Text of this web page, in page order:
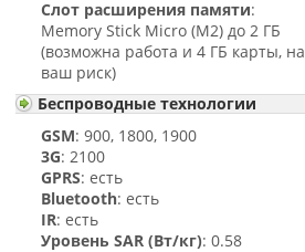
Слот расширения памяти:
Memory Stick Micro (M2) до 2 ГБ
(возможна работа и 4 ГБ карты, на
ваш риск)
Беспроводные технологии
GSM: 900, 1800, 1900
3G: 2100
GPRS: есть
Bluetooth: есть
IR: есть
Уровень SAR (Вт/кг): 0.58